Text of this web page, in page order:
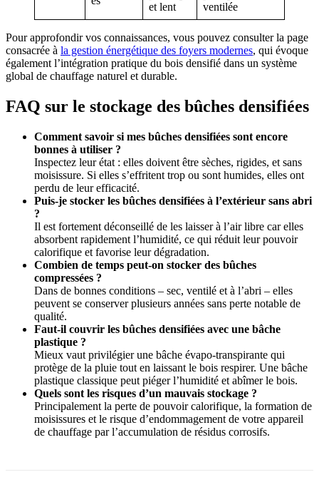
et lent
ventilée
Pour approfondir vos connaissances, vous pouvez consulter la page
consacrée à la gestion énergétique des foyers modernes, qui évoque
également l’intégration pratique du bois densifié dans un système
global de chauffage naturel et durable.
FAQ sur le stockage des bûches densifiées
Comment savoir si mes bûches densifiées sont encore
bonnes à utiliser ?
Inspectez leur état : elles doivent être sèches, rigides, et sans
moisissure. Si elles s’effritent trop ou sont humides, elles ont
perdu de leur efficacité.
Puis-je stocker les bûches densifiées à l’extérieur sans abri
?
Il est fortement déconseillé de les laisser à l’air libre car elles
absorbent rapidement l’humidité, ce qui réduit leur pouvoir
calorifique et favorise leur dégradation.
Combien de temps peut-on stocker des bûches
compressées ?
Dans de bonnes conditions – sec, ventilé et à l’abri – elles
peuvent se conserver plusieurs années sans perte notable de
qualité.
Faut-il couvrir les bûches densifiées avec une bâche
plastique ?
Mieux vaut privilégier une bâche évapo-transpirante qui
protège de la pluie tout en laissant le bois respirer. Une bâche
plastique classique peut piéger l’humidité et abîmer le bois.
Quels sont les risques d’un mauvais stockage ?
Principalement la perte de pouvoir calorifique, la formation de
moisissures et le risque d’endommagement de votre appareil
de chauffage par l’accumulation de résidus corrosifs.